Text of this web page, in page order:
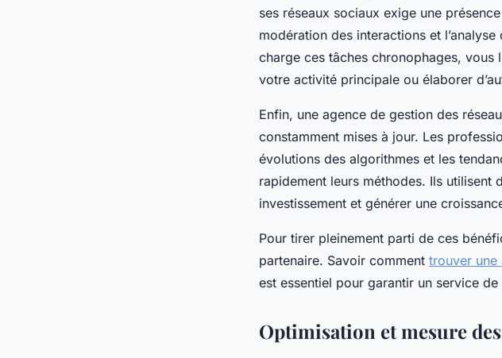
ses réseaux sociaux exige une
modération des interactions et
charge ces tâches chronophages,
votre activité principale ou élaborer
Enfin, une agence de gestion des
constamment mises à jour. Les
évolutions des algorithmes et les
rapidement leurs méthodes. Ils
investissement et générer une
Pour tirer pleinement parti de ces
partenaire. Savoir comment trouver une
est essentiel pour garantir un service
Optimisation et mesure